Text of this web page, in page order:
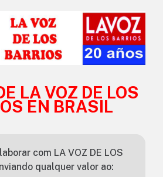
LA VOZ DE LOS
EN BRASIL
com LA VOZ DE LOS
qualquer valor ao: